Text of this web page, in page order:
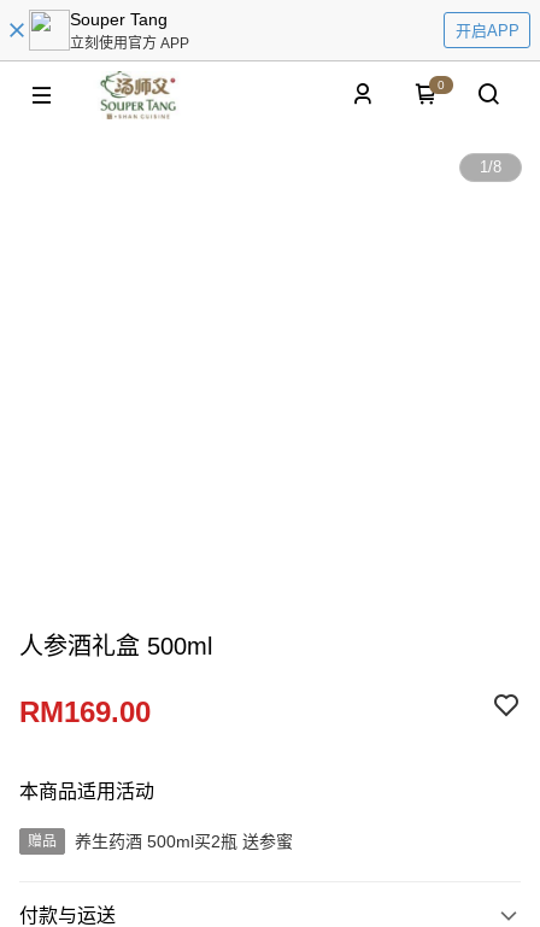
Souper Tang
立刻使用官方 APP
开启APP
0
1/8
人参酒礼盒 500ml
RM169.00
本商品适用活动
赠品 养生药酒 500ml买2瓶 送参蜜
付款与运送